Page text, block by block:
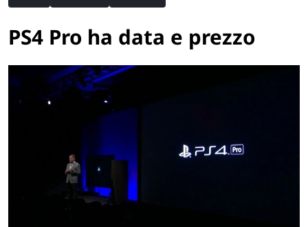
PS4 Pro ha data e prezzo